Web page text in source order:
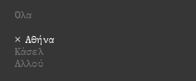
Όλα
Αθήνα
Κάσελ
Αλλού